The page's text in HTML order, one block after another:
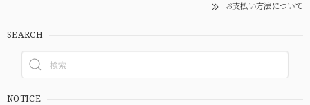
お支払い方法について
SEARCH
NOTICE